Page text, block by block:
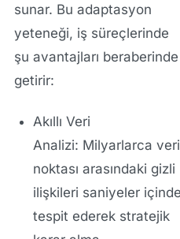
sunar. Bu adaptasyon
yeteneği, iş süreçlerinde
şu avantajları beraberinde
getirir:
Akıllı Veri
Analizi: Milyarlarca veri
noktası arasındaki gizli
ilişkileri saniyeler içinde
tespit ederek stratejik